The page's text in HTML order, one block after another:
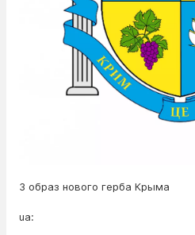
3 образ нового герба Крыма
ua: